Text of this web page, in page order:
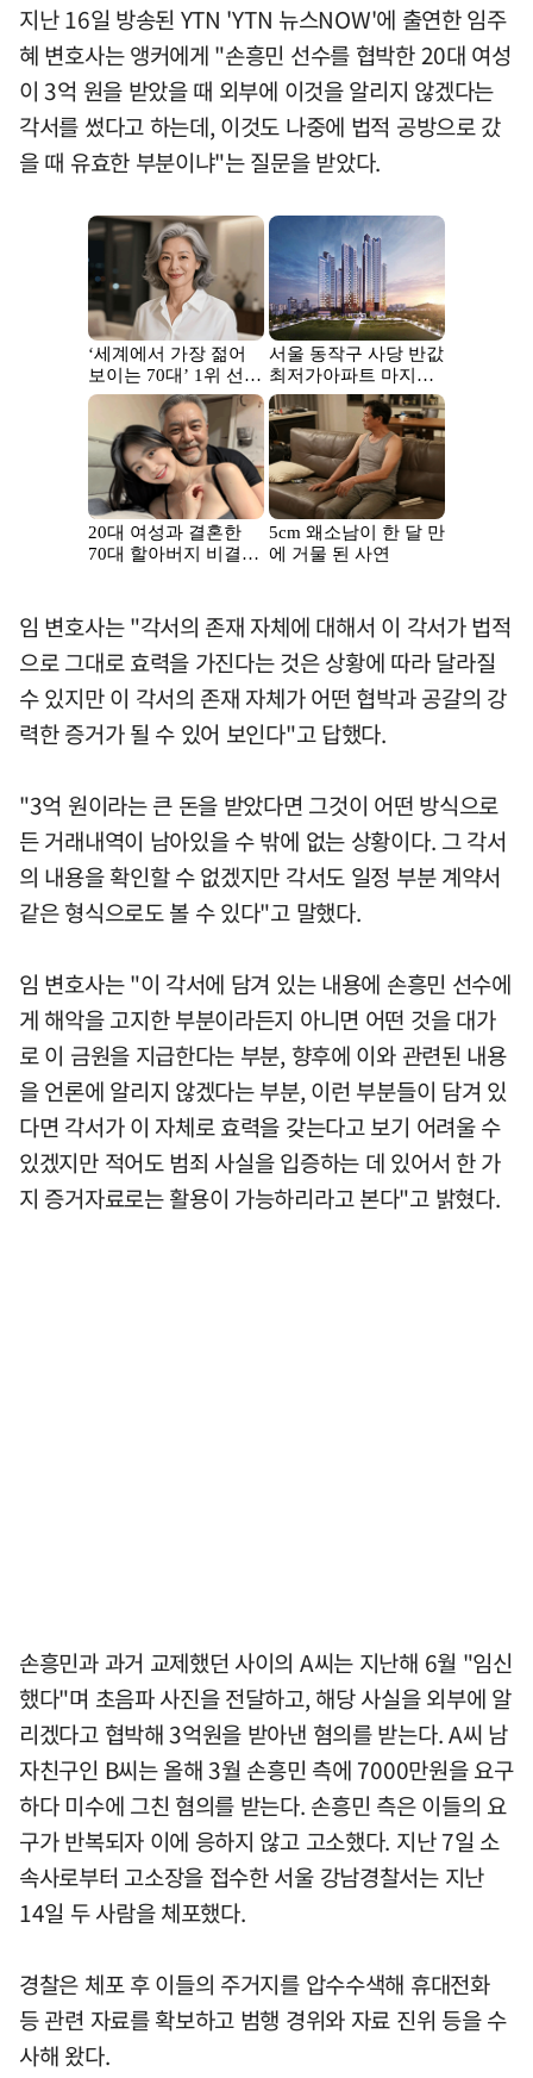
지난 16일 방송된 YTN 'YTN 뉴스NOW'에 출연한 임주
혜 변호사는 앵커에게 "손흥민 선수를 협박한 20대 여성
이 3억 원을 받았을 때 외부에 이것을 알리지 않겠다는
각서를 썼다고 하는데, 이것도 나중에 법적 공방으로 갔
을 때 유효한 부분이냐"는 질문을 받았다.
임 변호사는 "각서의 존재 자체에 대해서 이 각서가 법적
으로 그대로 효력을 가진다는 것은 상황에 따라 달라질
수 있지만 이 각서의 존재 자체가 어떤 협박과 공갈의 강
력한 증거가 될 수 있어 보인다"고 답했다.
"3억 원이라는 큰 돈을 받았다면 그것이 어떤 방식으로
든 거래내역이 남아있을 수 밖에 없는 상황이다. 그 각서
의 내용을 확인할 수 없겠지만 각서도 일정 부분 계약서
같은 형식으로도 볼 수 있다"고 말했다.
임 변호사는 "이 각서에 담겨 있는 내용에 손흥민 선수에
게 해악을 고지한 부분이라든지 아니면 어떤 것을 대가
로 이 금원을 지급한다는 부분, 향후에 이와 관련된 내용
을 언론에 알리지 않겠다는 부분, 이런 부분들이 담겨 있
다면 각서가 이 자체로 효력을 갖는다고 보기 어려울 수
있겠지만 적어도 범죄 사실을 입증하는 데 있어서 한 가
지 증거자료로는 활용이 가능하리라고 본다"고 밝혔다.
손흥민과 과거 교제했던 사이의 A씨는 지난해 6월 "임신
했다"며 초음파 사진을 전달하고, 해당 사실을 외부에 알
리겠다고 협박해 3억원을 받아낸 혐의를 받는다. A씨 남
자친구인 B씨는 올해 3월 손흥민 측에 7000만원을 요구
하다 미수에 그친 혐의를 받는다. 손흥민 측은 이들의 요
구가 반복되자 이에 응하지 않고 고소했다. 지난 7일 소
속사로부터 고소장을 접수한 서울 강남경찰서는 지난
14일 두 사람을 체포했다.
경찰은 체포 후 이들의 주거지를 압수수색해 휴대전화
등 관련 자료를 확보하고 범행 경위와 자료 진위 등을 수
사해 왔다.